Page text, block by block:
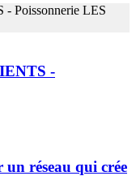
-
un réseau qui crée